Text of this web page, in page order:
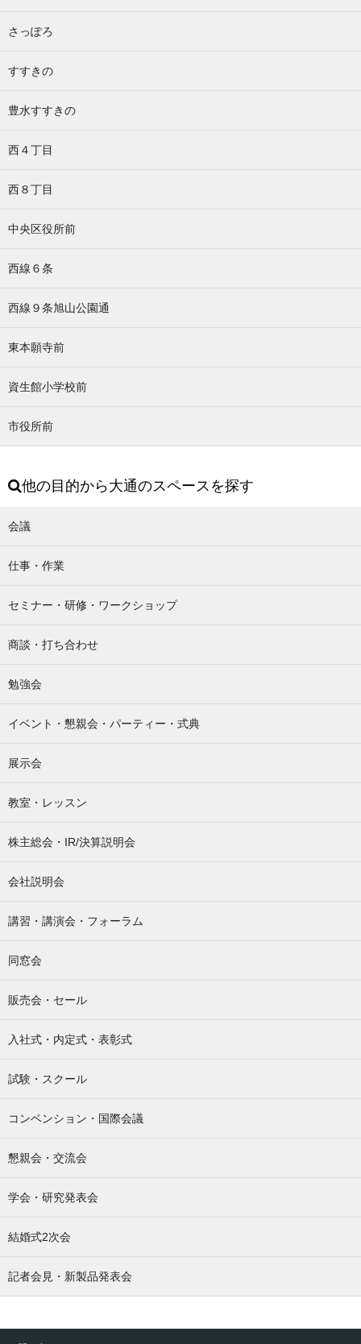
さっぽろ
すすきの
豊水すすきの
西４丁目
西８丁目
中央区役所前
西線６条
西線９条旭山公園通
東本願寺前
資生館小学校前
市役所前
他の目的から大通のスペースを探す
会議
仕事・作業
セミナー・研修・ワークショップ
商談・打ち合わせ
勉強会
イベント・懇親会・パーティー・式典
展示会
教室・レッスン
株主総会・IR/決算説明会
会社説明会
講習・講演会・フォーラム
同窓会
販売会・セール
入社式・内定式・表彰式
試験・スクール
コンベンション・国際会議
懇親会・交流会
学会・研究発表会
結婚式2次会
記者会見・新製品発表会